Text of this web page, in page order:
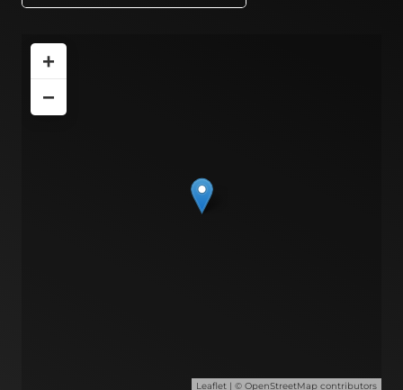
+
−
Leaflet | © OpenStreetMap contributors